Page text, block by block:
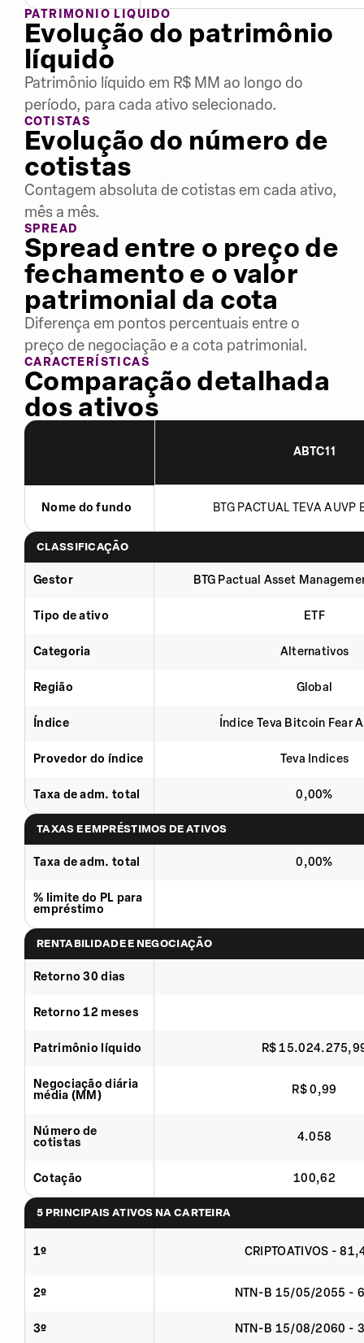
PATRIMÔNIO LÍQUIDO
Evolução do patrimônio
líquido
Patrimônio líquido em R$ MM ao longo do
período, para cada ativo selecionado.
COTISTAS
Evolução do número de
cotistas
Contagem absoluta de cotistas em cada ativo,
mês a mês.
SPREAD
Spread entre o preço de
fechamento e o valor
patrimonial da cota
Diferença em pontos percentuais entre o
preço de negociação e a cota patrimonial.
CARACTERÍSTICAS
Comparação detalhada
dos ativos
ABTC11
Nome do fundo BTG PACTUAL TEVA AUVP
CLASSIFICAÇÃO
Gestor BTG Pactual Asset
Tipo de ativo ETF
Categoria Alternativos
Região Global
Índice Índice Teva Bitcoin Fear
Provedor do índice Teva Indices
Taxa de adm. total 0,00%
TAXAS E EMPRÉSTIMOS DE ATIVOS
Taxa de adm. total 0,00%
% limite do PL para
empréstimo
RENTABILIDADE E NEGOCIAÇÃO
Retorno 30 dias
Retorno 12 meses
Patrimônio líquido R$
Negociação diária
média (MM)
R$ 0,99
Número de
cotistas
4.058
Cotação 100,62
5 PRINCIPAIS ATIVOS NA CARTEIRA
1º CRIPTOATIVOS -
2º NTN-B 15/05/2055 -
3º NTN-B 15/08/2060 -